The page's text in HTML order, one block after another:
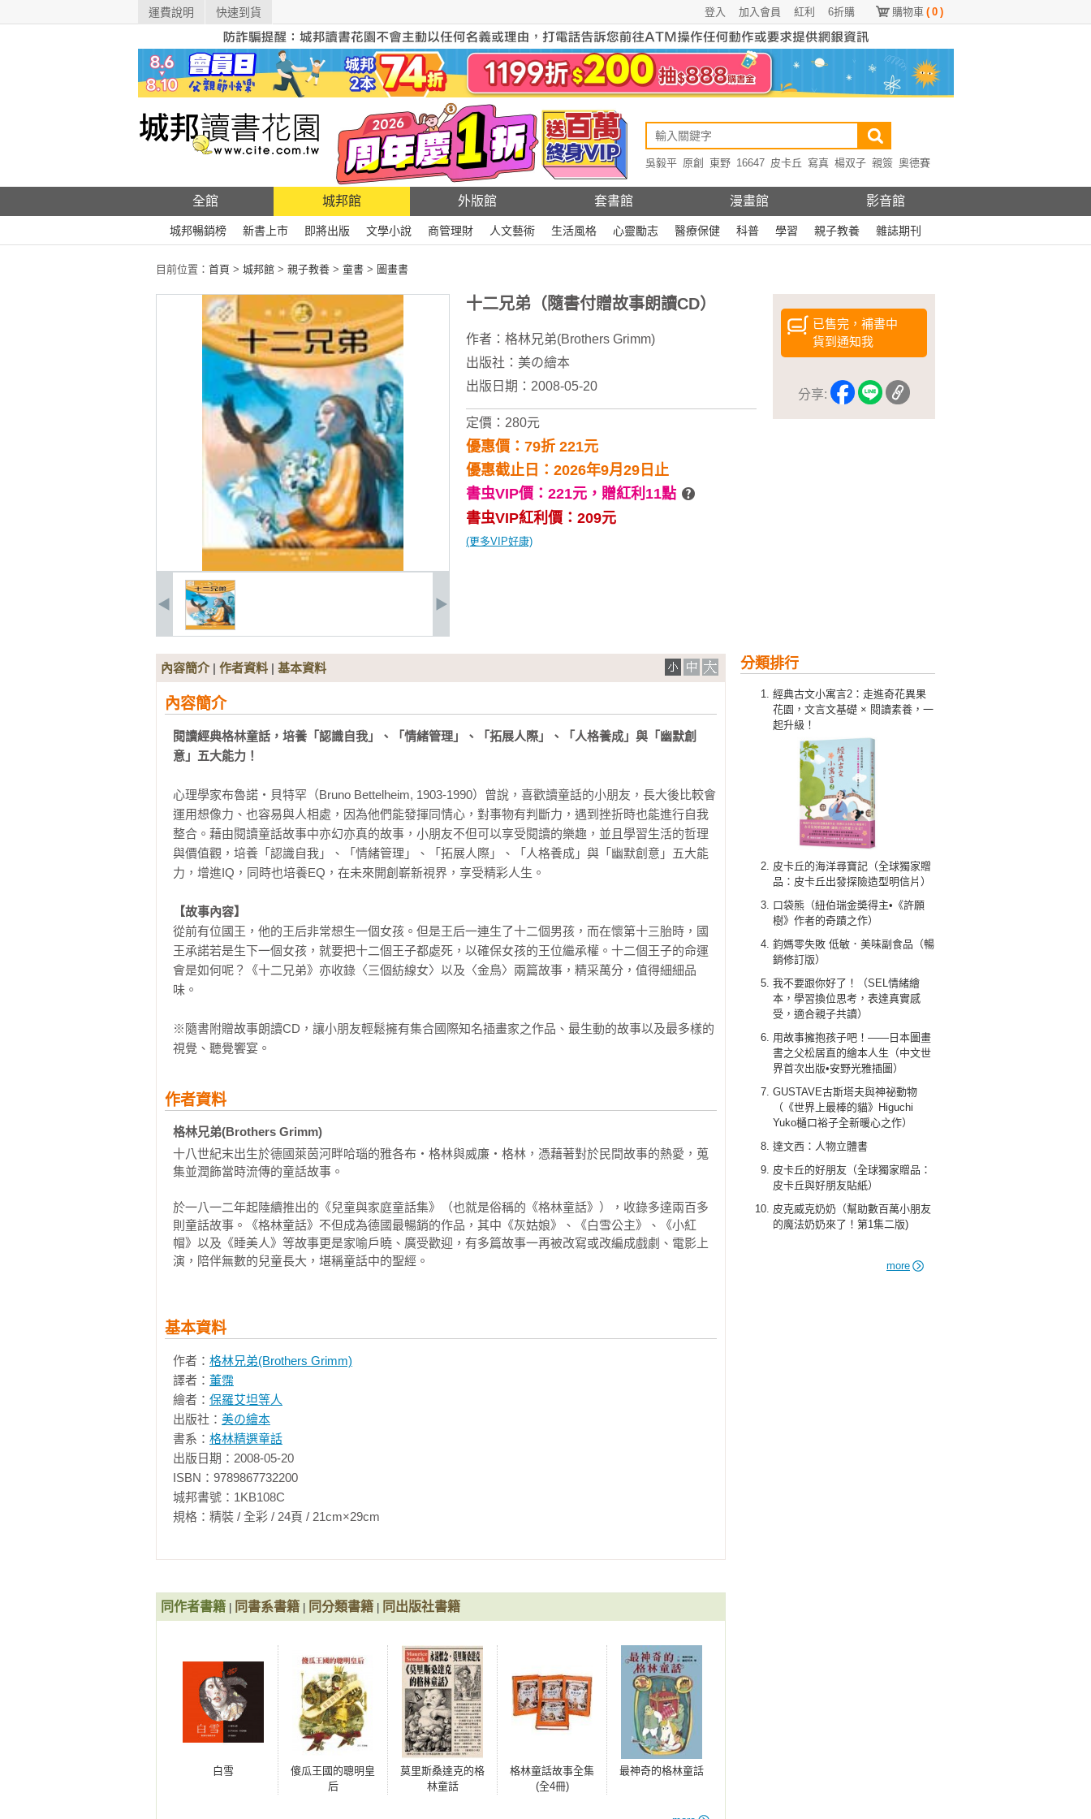
運費說明 快速到貨 購物車 ( 0 )
6折購
紅利
加入會員
登入
吳毅平 原創 東野 16647 皮卡丘 寫真 楊双子 親簽 奧德賽
全館 城邦館 外版館 套書館 漫畫館 影音館
城邦暢銷榜 新書上市 即將出版 文學小說 商管理財 人文藝術 生活風格 心靈勵志 醫療保健 科普 學習 親子教養 雜誌期刊
目前位置： 首頁 > 城邦館 > 親子教養 > 童書 > 圖畫書
已售完，補書中
貨到通知我
分享:
十二兄弟（隨書付贈故事朗讀CD）
作者： 格林兄弟(Brothers Grimm)
出版社： 美の繪本
出版日期：2008-05-20
定價：280元
優惠價：79折 221元
優惠截止日：2026年9月29日止
書虫VIP價：221元， 贈紅利11點
書虫VIP紅利價：209元
(更多VIP好康)
分類排行
經典古文小寓言2：走進奇花異果
花園，文言文基礎 × 閱讀素養，一
起升級！
皮卡丘的海洋尋寶記（全球獨家贈
品：皮卡丘出發探險造型明信片）
口袋熊（紐伯瑞金奬得主•《許願
樹》作者的奇蹟之作）
鈞媽零失敗 低敏．美味副食品（暢
銷修訂版）
我不要跟你好了！（SEL情緒繪
本，學習換位思考，表達真實感
受，適合親子共讀）
用故事擁抱孩子吧！——日本圖畫
書之父松居直的繪本人生（中文世
界首次出版•安野光雅插圖）
GUSTAVE古斯塔夫與神祕動物
（《世界上最棒的貓》Higuchi
Yuko樋口裕子全新暖心之作）
達文西：人物立體書
皮卡丘的好朋友（全球獨家贈品：
皮卡丘與好朋友貼紙）
皮克威克奶奶（幫助數百萬小朋友
的魔法奶奶來了！第1集二版)
more
內容簡介| 作者資料 | 基本資料
內容簡介
閱讀經典格林童話，培養「認識自我」、「情緒管理」、「拓展人際」、「人格養成」與「幽默創
意」五大能力！
心理學家布魯諾‧貝特罕（Bruno Bettelheim, 1903-1990）曾說，喜歡讀童話的小朋友，長大後比較會
運用想像力、也容易與人相處，因為他們能發揮同情心，對事物有判斷力，遇到挫折時也能進行自我
整合。藉由閱讀童話故事中亦幻亦真的故事，小朋友不但可以享受閱讀的樂趣，並且學習生活的哲理
與價值觀，培養「認識自我」、「情緒管理」、「拓展人際」、「人格養成」與「幽默創意」五大能
力，增進IQ，同時也培養EQ，在未來開創嶄新視界，享受精彩人生。
【故事內容】
從前有位國王，他的王后非常想生一個女孩。但是王后一連生了十二個男孩，而在懷第十三胎時，國
王承諾若是生下一個女孩，就要把十二個王子都處死，以確保女孩的王位繼承權。十二個王子的命運
會是如何呢？《十二兄弟》亦收錄〈三個紡線女〉以及〈金鳥〉兩篇故事，精采萬分，值得細細品
味。
※隨書附贈故事朗讀CD，讓小朋友輕鬆擁有集合國際知名插畫家之作品、最生動的故事以及最多樣的
視覺、聽覺饗宴。
作者資料
格林兄弟(Brothers Grimm)
十八世紀末出生於德國萊茵河畔哈瑙的雅各布‧格林與威廉‧格林，憑藉著對於民間故事的熱愛，蒐
集並潤飾當時流傳的童話故事。
於一八一二年起陸續推出的《兒童與家庭童話集》（也就是俗稱的《格林童話》），收錄多達兩百多
則童話故事。《格林童話》不但成為德國最暢銷的作品，其中《灰姑娘》、《白雪公主》、《小紅
帽》以及《睡美人》等故事更是家喻戶曉、廣受歡迎，有多篇故事一再被改寫或改編成戲劇、電影上
演，陪伴無數的兒童長大，堪稱童話中的聖經。
基本資料
作者： 格林兄弟(Brothers Grimm)
譯者： 董霈
繪者： 保羅艾坦等人
出版社： 美の繪本
書系： 格林精選童話
出版日期：2008-05-20
ISBN：9789867732200
城邦書號：1KB108C
規格：精裝 / 全彩 / 24頁 / 21cm×29cm
同作者書籍 同書系書籍 同分類書籍 同出版社書籍
白雪
傻瓜王國的聰明皇
后
莫里斯桑達克的格
林童話
格林童話故事全集
(全4冊)
最神奇的格林童話